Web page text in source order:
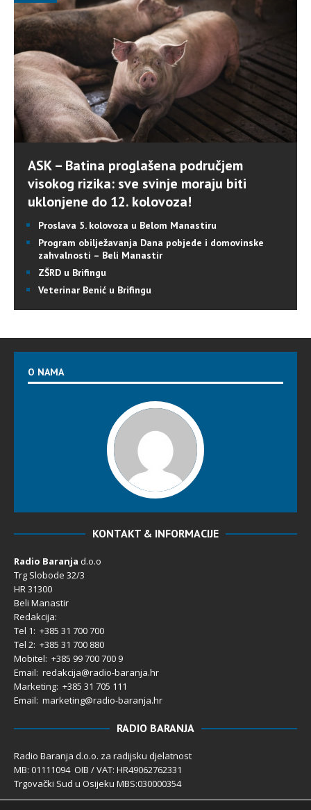
ASK – Batina proglašena područjem
visokog rizika: sve svinje moraju biti
uklonjene do 12. kolovoza!
Proslava 5. kolovoza u Belom Manastiru
Program obilježavanja Dana pobjede i domovinske
zahvalnosti – Beli Manastir
ZŠRD u Brifingu
Veterinar Benić u Brifingu
O NAMA
KONTAKT & INFORMACIJE
Radio Baranja d.o.o
Trg Slobode 32/3
HR 31300
Beli Manastir
Redakcija:
Tel 1: +385 31 700 700
Tel 2: +385 31 700 880
Mobitel: +385 99 700 700 9
Email: redakcija@radio-baranja.hr
Marketing: +385 31 705 111
Email: marketing@radio-baranja.hr
RADIO BARANJA
Radio Baranja d.o.o. za radijsku djelatnost
MB: 01111094 OIB / VAT: HR49062762331
Trgovački Sud u Osijeku MBS:030000354